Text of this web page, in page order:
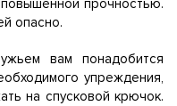
прочностью.
опасно.
вам понадобится
упреждения,
на спусковой крючок.